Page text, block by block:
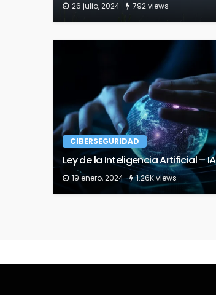
26 julio, 2024 792 views
CIBERSEGURIDAD
Ley de la Inteligencia Artificial – IA
19 enero, 2024 1.26K views